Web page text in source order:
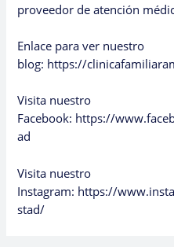
proveedor de atención
Enlace para ver nuestro
blog: https://
Visita nuestro
Facebook: https://
ad
Visita nuestro
Instagram: https://
stad/